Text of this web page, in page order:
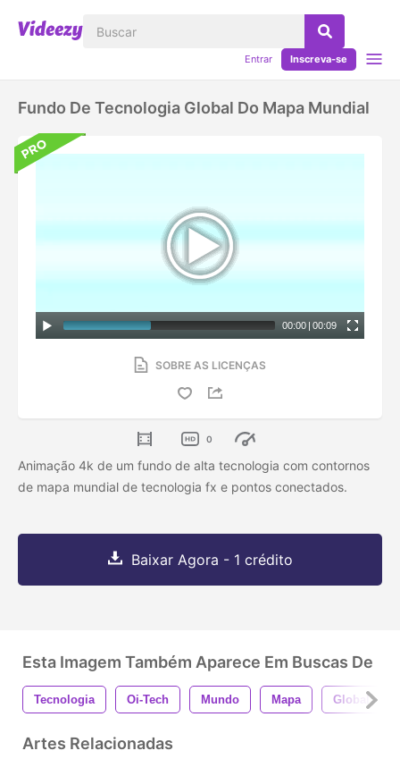
Entrar Inscreva-se
Fundo De Tecnologia Global Do Mapa Mundial
00:00 | 00:09
SOBRE AS LICENÇAS
0
Animação 4k de um fundo de alta tecnologia com contornos
de mapa mundial de tecnologia fx e pontos conectados.
Baixar Agora - 1 crédito
Esta Imagem Também Aparece Em Buscas De
Tecnologia Oi-Tech Mundo Mapa Global
Artes Relacionadas